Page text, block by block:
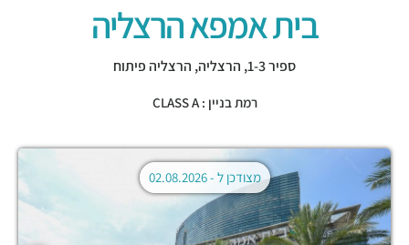
בית אמפא הרצליה
ספיר 1-3, הרצליה, הרצליה פיתוח
רמת בניין : CLASS A
מצודכן ל -02.08.2026